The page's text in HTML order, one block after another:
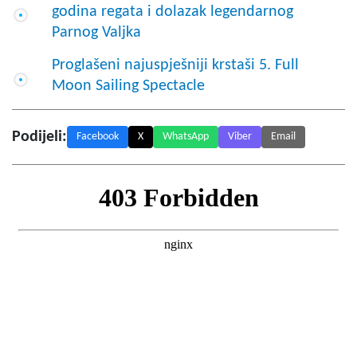
godina regata i dolazak legendarnog
Parnog Valjka
Proglašeni najuspješniji krstaši 5. Full
Moon Sailing Spectacle
Podijeli: Facebook X WhatsApp Viber Email